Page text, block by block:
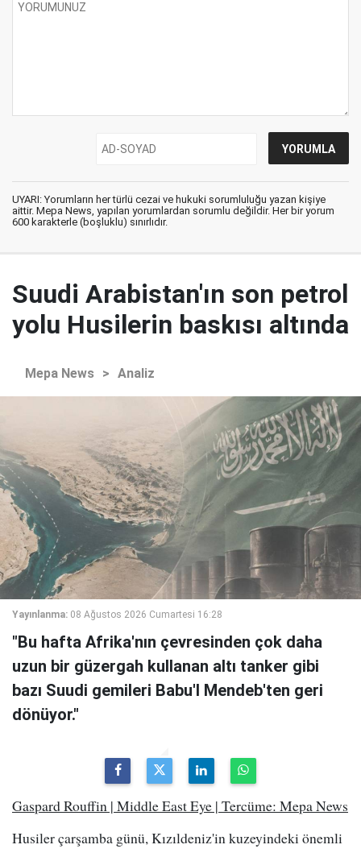
UYARI: Yorumların her türlü cezai ve hukuki sorumluluğu yazan kişiye
aittir. Mepa News, yapılan yorumlardan sorumlu değildir. Her bir yorum
600 karakterle (boşluklu) sınırlıdır.
Suudi Arabistan'ın son petrol
yolu Husilerin baskısı altında
Mepa News > Analiz
Yayınlanma: 08 Ağustos 2026 Cumartesi 16:28
"Bu hafta Afrika'nın çevresinden çok daha
uzun bir güzergah kullanan altı tanker gibi
bazı Suudi gemileri Babu'l Mendeb'ten geri
dönüyor."
Gaspard Rouffin | Middle East Eye | Tercüme: Mepa News
Husiler çarşamba günü, Kızıldeniz'in kuzeyindeki önemli